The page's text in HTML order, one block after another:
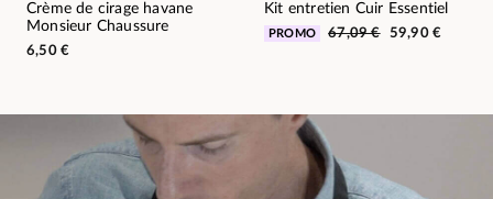
Crème de cirage havane
Monsieur Chaussure
6,50 €
Kit entretien Cuir Essentiel
PROMO 67,09 € 59,90 €